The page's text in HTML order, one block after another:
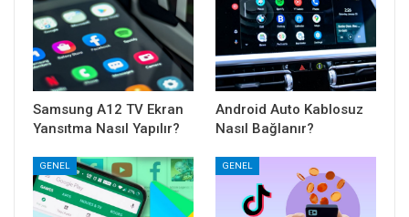
Samsung A12 TV Ekran
Yansıtma Nasıl Yapılır?
Android Auto Kablosuz
Nasıl Bağlanır?
GENEL GENEL